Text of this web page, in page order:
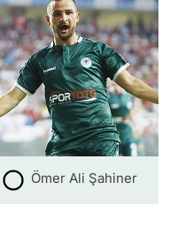
Ömer Ali Şahiner